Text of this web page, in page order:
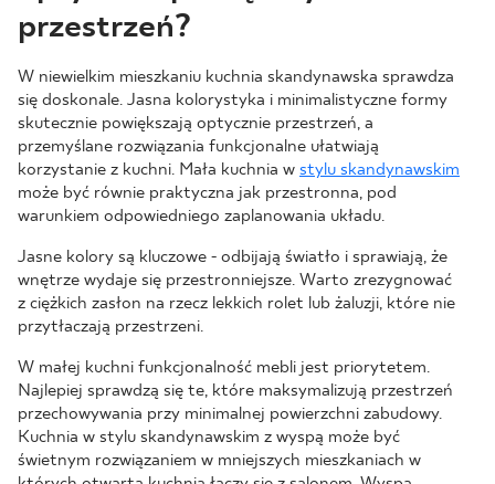
przestrzeń?
W niewielkim mieszkaniu kuchnia skandynawska sprawdza
się doskonale. Jasna kolorystyka i minimalistyczne formy
skutecznie powiększają optycznie przestrzeń, a
przemyślane rozwiązania funkcjonalne ułatwiają
korzystanie z kuchni. Mała kuchnia w stylu skandynawskim
może być równie praktyczna jak przestronna, pod
warunkiem odpowiedniego zaplanowania układu.
Jasne kolory są kluczowe - odbijają światło i sprawiają, że
wnętrze wydaje się przestronniejsze. Warto zrezygnować
z ciężkich zasłon na rzecz lekkich rolet lub żaluzji, które nie
przytłaczają przestrzeni.
W małej kuchni funkcjonalność mebli jest priorytetem.
Najlepiej sprawdzą się te, które maksymalizują przestrzeń
przechowywania przy minimalnej powierzchni zabudowy.
Kuchnia w stylu skandynawskim z wyspą może być
świetnym rozwiązaniem w mniejszych mieszkaniach w